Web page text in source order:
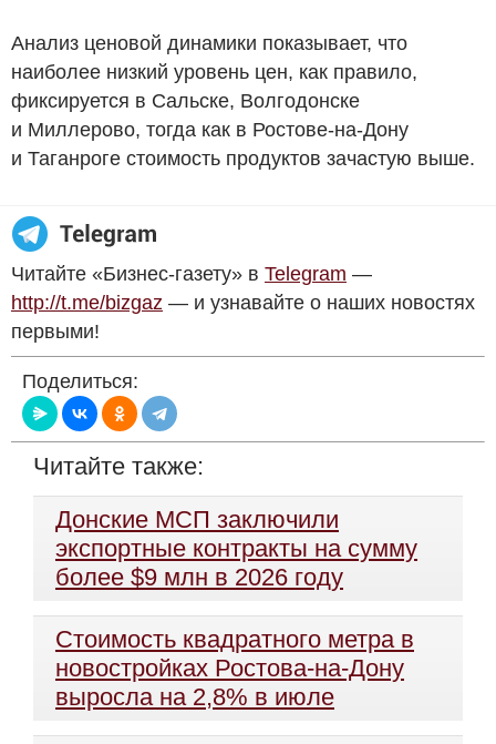
Анализ ценовой динамики показывает, что
наиболее низкий уровень цен, как правило,
фиксируется в Сальске, Волгодонске
и Миллерово, тогда как в Ростове-на-Дону
и Таганроге стоимость продуктов зачастую выше.
Читайте «Бизнес-газету» в Telegram —
http://t.me/bizgaz — и узнавайте о наших новостях
первыми!
Поделиться:
Читайте также:
Донские МСП заключили
экспортные контракты на сумму
более $9 млн в 2026 году
Стоимость квадратного метра в
новостройках Ростова-на-Дону
выросла на 2,8% в июле